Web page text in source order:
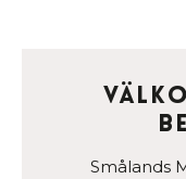
Smålands